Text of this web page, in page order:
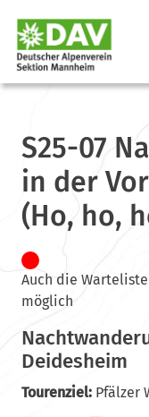
S25-07
in der
(Ho, ho,
Auch die
möglich
Deidesheim
Tourenziel:Pfälzer